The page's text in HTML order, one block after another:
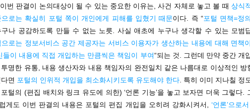
번 판결이 논의대상이 될 수 있는 중요한 이유는, 사건 자체로 놓고 볼 때 상식
으로는 확실히 포털 쪽이 개인에게 피해를 입혔기 때문이다. 즉 “포털 면책=정
구나 공감하도록 만들 수 없는 노릇. 사실 애초에 누구나 생각할 수 있는 모범
으로는 정보서비스 공간 제공자는 서비스 이용자가 생산하는 내용에 대해 면책
들이 내용에 직접 개입하는 만큼씩은 책임이 부여“되는 것. 그런데 만약 중간 개
명한 유통, 내용 생산자와 내용 책임자의 완전일치 같은 나름대로 이상적인 방
면 포털의 인위적 개입을 최소화시키도록 유도해야 한다 . 특히 이미 지나칠 정
털의 (편집 배치와 링크 유도에 의한) ‘언론 기능’을 놓고 보자면 더욱 그렇다.
게도 이번 판결의 내용은 포털의 편집 개입을 오히려 강화시켜서, ‘언론’으로